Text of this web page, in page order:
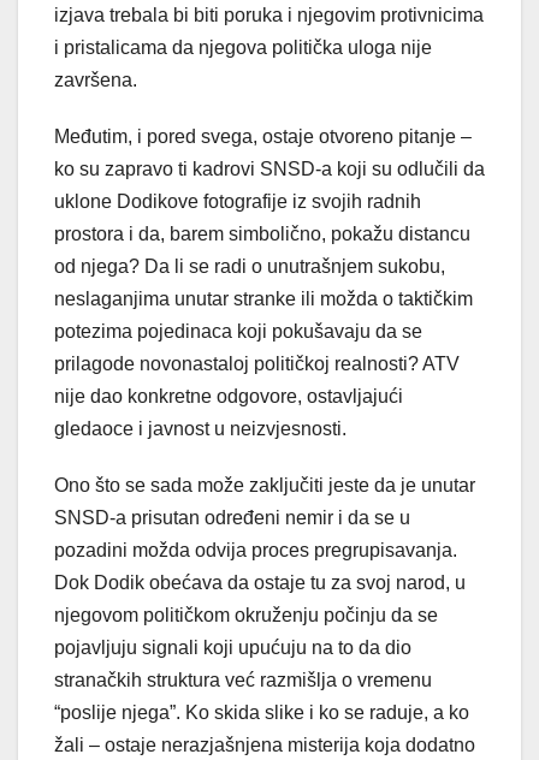
izjava trebala bi biti poruka i njegovim protivnicima
i pristalicama da njegova politička uloga nije
završena.
Međutim, i pored svega, ostaje otvoreno pitanje –
ko su zapravo ti kadrovi SNSD-a koji su odlučili da
uklone Dodikove fotografije iz svojih radnih
prostora i da, barem simbolično, pokažu distancu
od njega? Da li se radi o unutrašnjem sukobu,
neslaganjima unutar stranke ili možda o taktičkim
potezima pojedinaca koji pokušavaju da se
prilagode novonastaloj političkoj realnosti? ATV
nije dao konkretne odgovore, ostavljajući
gledaoce i javnost u neizvjesnosti.
Ono što se sada može zaključiti jeste da je unutar
SNSD-a prisutan određeni nemir i da se u
pozadini možda odvija proces pregrupisavanja.
Dok Dodik obećava da ostaje tu za svoj narod, u
njegovom političkom okruženju počinju da se
pojavljuju signali koji upućuju na to da dio
stranačkih struktura već razmišlja o vremenu
“poslije njega”. Ko skida slike i ko se raduje, a ko
žali – ostaje nerazjašnjena misterija koja dodatno